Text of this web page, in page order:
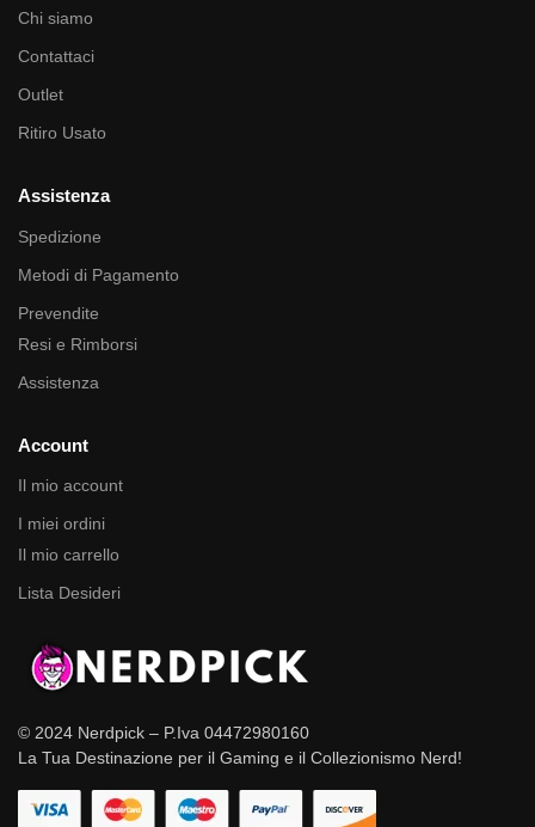
Chi siamo
Contattaci
Outlet
Ritiro Usato
Assistenza
Spedizione
Metodi di Pagamento
Prevendite
Resi e Rimborsi
Assistenza
Account
Il mio account
I miei ordini
Il mio carrello
Lista Desideri
© 2024 Nerdpick – P.Iva 04472980160
La Tua Destinazione per il Gaming e il Collezionismo Nerd!